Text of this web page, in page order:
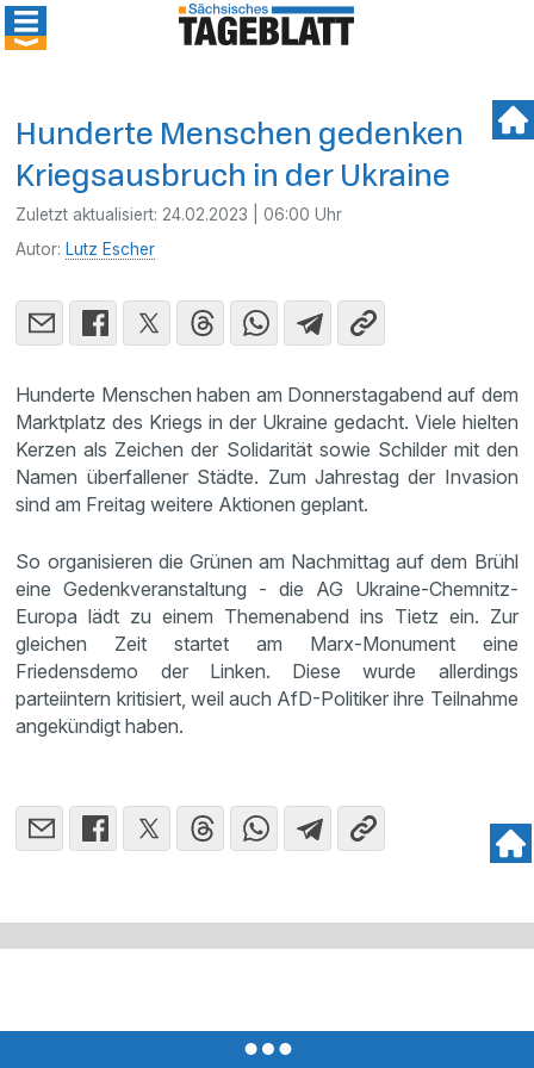
Hunderte Menschen gedenken
Kriegsausbruch in der Ukraine
Zuletzt aktualisiert: 24.02.2023 | 06:00 Uhr
Autor: Lutz Escher
Hunderte Menschen haben am Donnerstagabend auf dem
Marktplatz des Kriegs in der Ukraine gedacht. Viele hielten
Kerzen als Zeichen der Solidarität sowie Schilder mit den
Namen überfallener Städte. Zum Jahrestag der Invasion
sind am Freitag weitere Aktionen geplant.
So organisieren die Grünen am Nachmittag auf dem Brühl
eine Gedenkveranstaltung - die AG Ukraine-Chemnitz-
Europa lädt zu einem Themenabend ins Tietz ein. Zur
gleichen Zeit startet am Marx-Monument eine
Friedensdemo der Linken. Diese wurde allerdings
parteiintern kritisiert, weil auch AfD-Politiker ihre Teilnahme
angekündigt haben.